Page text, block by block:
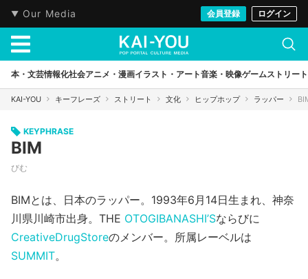
Our Media 会員登録 ログイン
本・文芸情報化社会アニメ・漫画イラスト・アート音楽・映像ゲームストリート
KAI-YOU キーフレーズ ストリート 文化 ヒップホップ ラッパー
KEYPHRASE
BIM
びむ
BIMとは、日本のラッパー。1993年6月14日生まれ、神奈
川県川崎市出身。THE OTOGIBANASHI’Sならびに
CreativeDrugStoreのメンバー。所属レーベルは
SUMMIT。